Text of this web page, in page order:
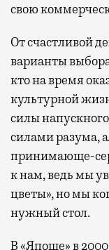
свою
От счастливой
варианты
кто на время
культурной
силы
силами разума,
принимающе-
к нам, ведь мы
цветы», но мы
нужный стол.
В «Япоше» в